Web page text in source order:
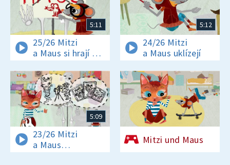
5:11
25/26 Mitzi
a Maus si hrají na
školu
5:12
24/26 Mitzi
a Maus uklízejí
5:09
23/26 Mitzi
a Maus
fotografují
Mitzi und Maus